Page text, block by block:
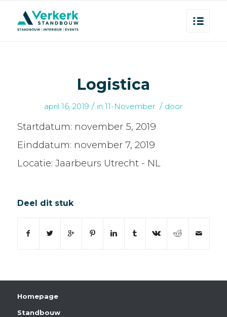
Logistica
april 16, 2019 / in11-November / door
Startdatum: november 5, 2019
Einddatum: november 7, 2019
Locatie: Jaarbeurs Utrecht - NL
Deel dit stuk
Homepage
Standbouw